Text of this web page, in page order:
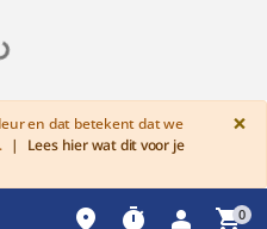
en dat betekent dat we
|
Lees hier wat dit voor je
×
place timer person shopping_cart0